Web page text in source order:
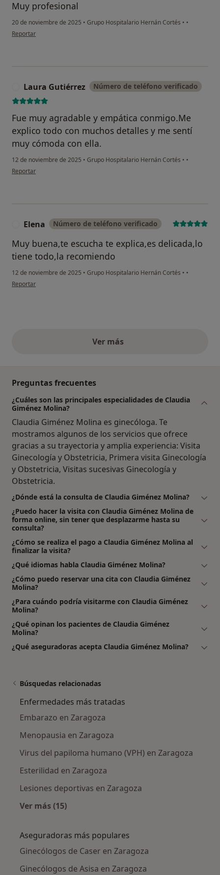
Muy profesional
20 de noviembre de 2025 • Grupo Hospitalario Hernán Cortés • •
en opinión del usuario Paloma
Reportar
Laura Gutiérrez Número de teléfono verificado
Fue muy agradable y empática conmigo.Me
explico todo con muchos detalles y me sentí
muy cómoda con ella.
12 de noviembre de 2025 • Grupo Hospitalario Hernán Cortés • •
en opinión del usuario Laura Gutiérrez
Reportar
Elena Número de teléfono verificado
Muy buena,te escucha te explica,es delicada,lo
tiene todo,la recomiendo
12 de noviembre de 2025 • Grupo Hospitalario Hernán Cortés • •
en opinión del usuario Elena
Reportar
Ver másopiniones anteriores
Preguntas frecuentes
¿Cuáles son las principales especialidades de Claudia
Giménez Molina?
Claudia Giménez Molina es ginecóloga. Te
mostramos algunos de los servicios que ofrece
gracias a su trayectoria y amplia experiencia: Visita
Ginecología y Obstetricia, Primera visita Ginecología
y Obstetricia, Visitas sucesivas Ginecología y
Obstetricia.
¿Dónde está la consulta de Claudia Giménez Molina?
¿Puedo hacer la visita con Claudia Giménez Molina de
forma online, sin tener que desplazarme hasta su
consulta?
¿Cómo se realiza el pago a Claudia Giménez Molina al
finalizar la visita?
¿Qué idiomas habla Claudia Giménez Molina?
¿Cómo puedo reservar una cita con Claudia Giménez
Molina?
¿Para cuándo podría visitarme con Claudia Giménez
Molina?
¿Qué opinan los pacientes de Claudia Giménez
Molina?
¿Qué aseguradoras acepta Claudia Giménez Molina?
Búsquedas relacionadas
Enfermedades más tratadas
Embarazo en Zaragoza
Menopausia en Zaragoza
Virus del papiloma humano (VPH) en Zaragoza
Esterilidad en Zaragoza
Lesiones deportivas en Zaragoza
Ver más (15)
Aseguradoras más populares
Ginecólogos de Caser en Zaragoza
Ginecólogos de Asisa en Zaragoza